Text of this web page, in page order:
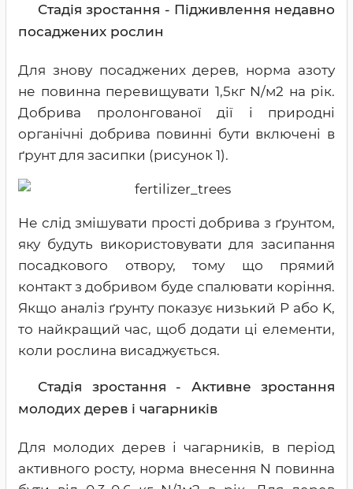
Стадія зростання - Підживлення недавно
посаджених рослин
Для знову посаджених дерев, норма азоту
не повинна перевищувати 1,5кг N/м2 на рік.
Добрива пролонгованої дії і природні
органічні добрива повинні бути включені в
ґрунт для засипки (рисунок 1).
Не слід змішувати прості добрива з ґрунтом,
яку будуть використовувати для засипання
посадкового отвору, тому що прямий
контакт з добривом буде спалювати коріння.
Якщо аналіз ґрунту показує низький P або K,
то найкращий час, щоб додати ці елементи,
коли рослина висаджується.
Стадія зростання - Активне зростання
молодих дерев і чагарників
Для молодих дерев і чагарників, в період
активного росту, норма внесення N повинна